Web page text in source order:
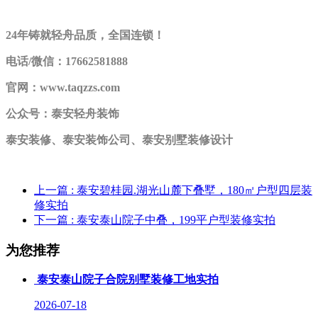
24年铸就轻舟品质，全国连锁！
电话/微信：17662581888
官网：www.taqzzs.com
公众号：泰安轻舟装饰
泰安装修、泰安装饰公司、泰安别墅装修设计
上一篇 : 泰安碧桂园.湖光山麓下叠墅，180㎡户型四层装
修实拍
下一篇 : 泰安泰山院子中叠，199平户型装修实拍
为您推荐
泰安泰山院子合院别墅装修工地实拍
2026-07-18